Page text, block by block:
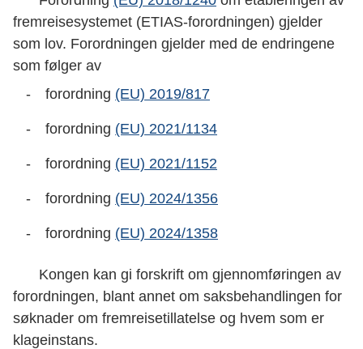
fremreisesystemet (ETIAS-forordningen) gjelder
som lov. Forordningen gjelder med de endringene
som følger av
forordning (EU) 2019/817
forordning (EU) 2021/1134
forordning (EU) 2021/1152
forordning (EU) 2024/1356
forordning (EU) 2024/1358
Kongen kan gi forskrift om gjennomføringen av
forordningen, blant annet om saksbehandlingen for
søknader om fremreisetillatelse og hvem som er
klageinstans.